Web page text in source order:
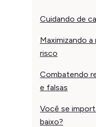
Cuidando de
Maximizando
risco
Combatendo
e falsas
Você se
baixo?